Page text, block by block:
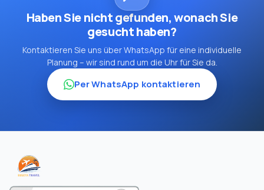
Haben Sie nicht gefunden, wonach Sie
gesucht haben?
Kontaktieren Sie uns über WhatsApp für eine individuelle
Planung – wir sind rund um die Uhr für Sie da.
Per WhatsApp kontaktieren